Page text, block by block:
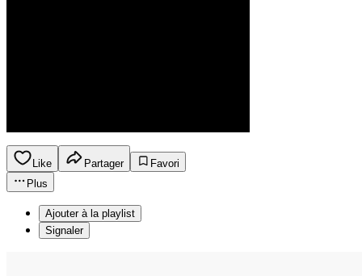
Like Partager
Favori
Plus
Ajouter à la playlist
Signaler